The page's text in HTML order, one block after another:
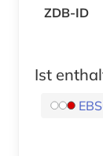
ZDB-ID
Ist